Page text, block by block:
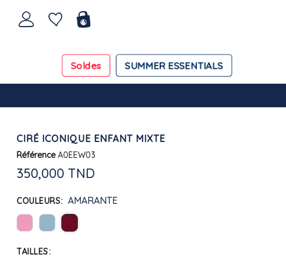
SUMMER ESSENTIALS
Soldes
CIRÉ ICONIQUE ENFANT MIXTE
Référence A0EEW03
350,000 TND
COULEURS AMARANTE
TAILLES